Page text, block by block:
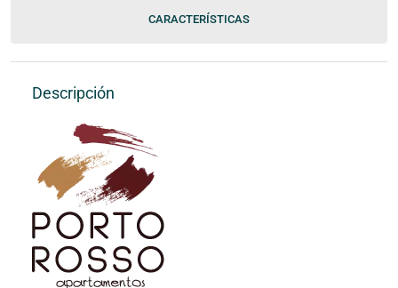
CARACTERÍSTICAS
Descripción